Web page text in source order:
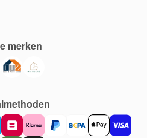
merken